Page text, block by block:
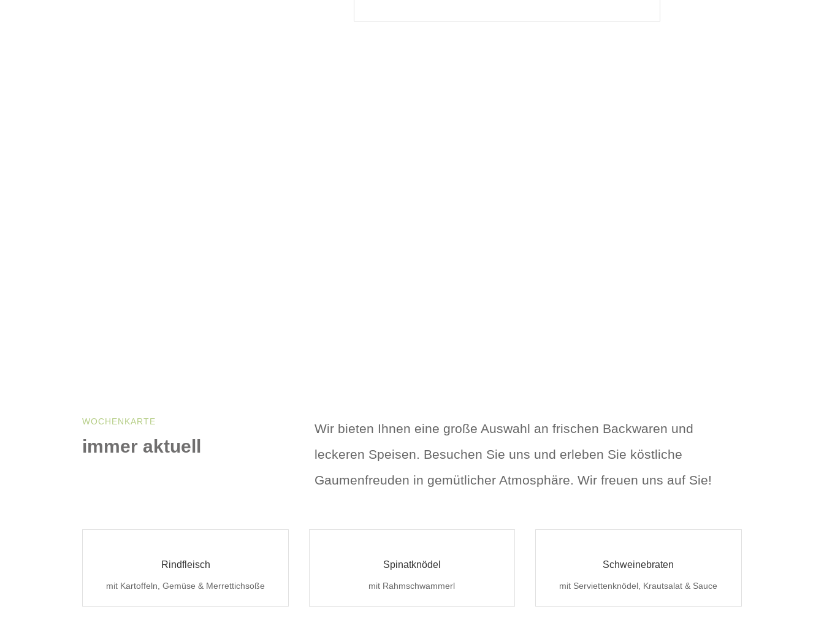
WOCHENKARTE
immer aktuell
Wir bieten Ihnen eine große Auswahl an frischen Backwaren und
leckeren Speisen. Besuchen Sie uns und erleben Sie köstliche
Gaumenfreuden in gemütlicher Atmosphäre. Wir freuen uns auf Sie!
Rindfleisch
mit Kartoffeln, Gemüse & Merrettichsoße
Spinatknödel
mit Rahmschwammerl
Schweinebraten
mit Serviettenknödel, Krautsalat & Sauce